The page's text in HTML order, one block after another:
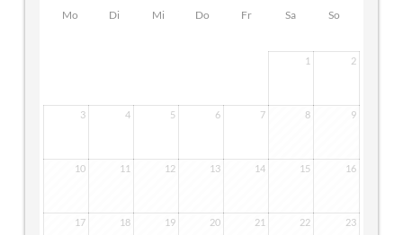
Mo Di Mi Do Fr Sa So
1 2
3 4 5 6 7 8 9
10 11 12 13 14 15 16
17 18 19 20 21 22 23